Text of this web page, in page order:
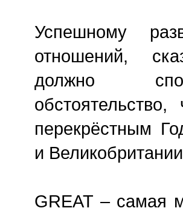
Успешному
отношений,
должно
перекрёстным
и
GREAT – самая